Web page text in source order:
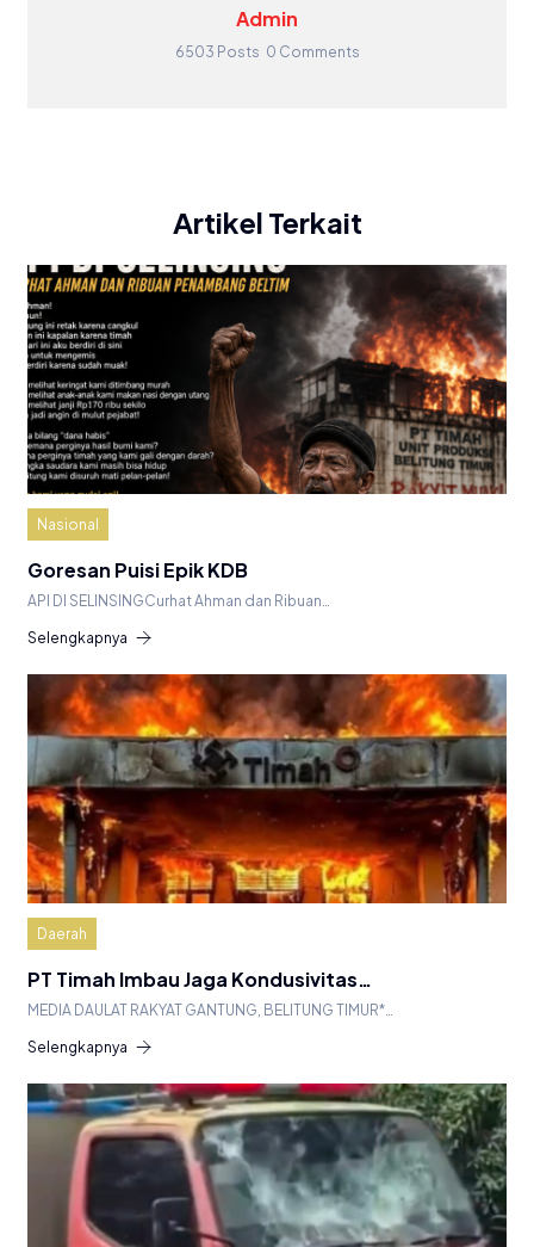
Admin
6503 Posts 0 Comments
Artikel Terkait
Nasional
Goresan Puisi Epik KDB
API DI SELINSINGCurhat Ahman dan Ribuan…
Selengkapnya
Daerah
PT Timah Imbau Jaga Kondusivitas…
MEDIA DAULAT RAKYAT GANTUNG, BELITUNG TIMUR*…
Selengkapnya